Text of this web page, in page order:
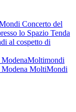
Concerto del
lo Spazio Tenda
al cospetto di
ModenaMoltimondi
Modena MoltiMondi